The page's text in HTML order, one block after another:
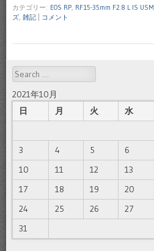
カテゴリー: EOS RP RF15-35mm F2.8 L IS USM
ズ 雑記 コメント
Search
2021年10月
日
月 火 水
3
4 5 6
10
11 12 13
17
18 19 20
24
25 26 27
31